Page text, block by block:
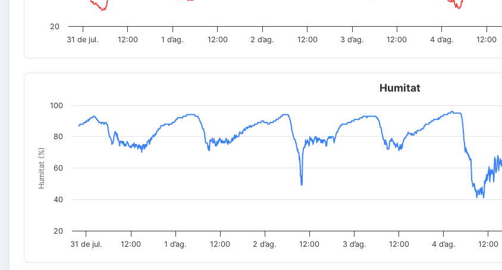
31 de jul. 12:00 1 d’ag. 12:00 2 d’ag. 12:00 3 d’ag. 12:00 4 d’ag. 12:00
20
Humitat (%)
Humitat
31 de jul. 12:00 1 d’ag. 12:00 2 d’ag. 12:00 3 d’ag. 12:00 4 d’ag. 12:00
20
40
60
80
100